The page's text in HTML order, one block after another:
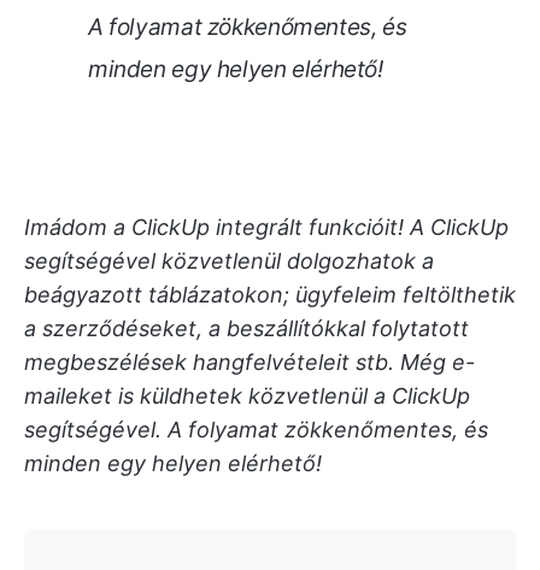
A folyamat zökkenőmentes, és
minden egy helyen elérhető!
Imádom a ClickUp integrált funkcióit! A ClickUp
segítségével közvetlenül dolgozhatok a
beágyazott táblázatokon; ügyfeleim feltölthetik
a szerződéseket, a beszállítókkal folytatott
megbeszélések hangfelvételeit stb. Még e-
maileket is küldhetek közvetlenül a ClickUp
segítségével. A folyamat zökkenőmentes, és
minden egy helyen elérhető!